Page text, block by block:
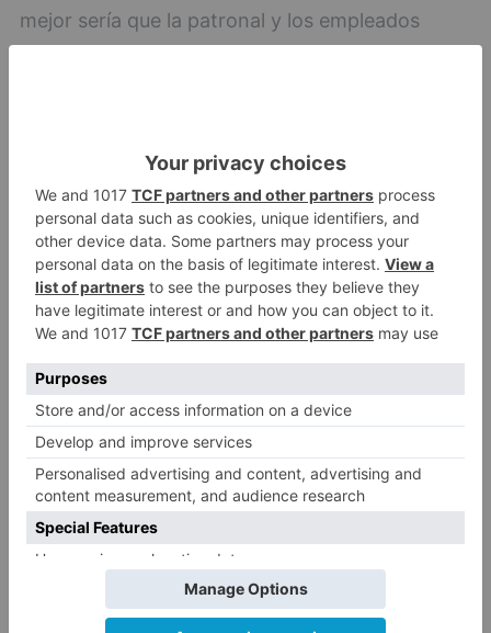
mejor sería que la patronal y los empleados
llegaran a un acuerdo, que tomasen las
contrataciones públicas", considera Pedro. De la
misma opinión son el resto de obreros
entrevistados por este medio.
Aplicación en el sector agrícola
La agricultura, al igual que la construcción, es
nuevas medidas aprobadas este jueves por el
Gobierno y donde también se registró, hace tan
solo un año en Lorca, la muerte de un trabajador
por un golpe de calor. El propio ministro de
Agricultura, Luis Planas, en unas declaraciones
recogidas por la Agencia ICAL, avala el nuevo
decreto por tres razones: hace "más estrictas"
las condiciones en relación con el incremento de